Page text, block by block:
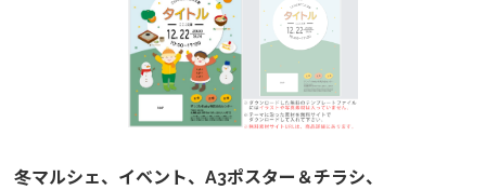
冬マルシェ、イベント、A3ポスター＆チラシ、